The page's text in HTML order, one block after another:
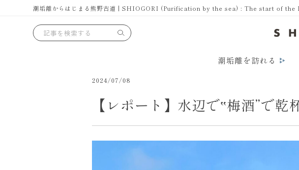
潮垢離からはじまる熊野古道 | SHIOGORI (Purification by the sea) : The start of
潮垢離を訪れる
2024/07/08
【レポート】水辺で‟梅酒”で乾